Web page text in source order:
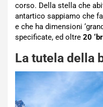
corso. Della stella che
antartico sappiamo che
e che ha dimensioni
specificate, ed oltre 20
La tutela della